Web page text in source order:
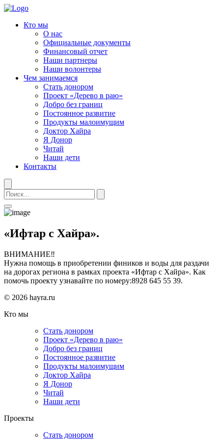
Кто мы
О нас
Официальные документы
Финансовый отчет
Наши партнеры
Наши волонтеры
Чем занимаемся
Стать донором
Проект «Дерево в раю»
Добро без границ
Постоянное развитие
Продукты малоимущим
Доктор Хайра
Я Донор
Читай
Наши дети
Контакты
«Ифтар с Хайра».
ВНИМАНИЕ‼
Нужна помощь в приобретении фиников и воды для раздачи
на дорогах региона в рамках проекта «Ифтар с Хайра». Как
помочь проекту узнавайте по номеру:8928 645 55 39.
© 2026 hayra.ru
Кто мы
Стать донором
Проект «Дерево в раю»
Добро без границ
Постоянное развитие
Продукты малоимущим
Доктор Хайра
Я Донор
Читай
Наши дети
Проекты
Стать донором